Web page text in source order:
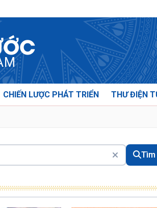
CHIẾN LƯỢC PHÁT TRIỂN THƯ ĐIỆN